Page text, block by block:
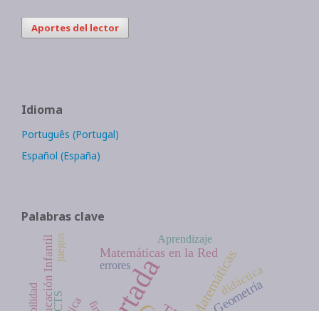
Aportes del lector
Idioma
Português (Portugal)
Español (España)
Palabras clave
Matemáticas
Matemáticas en la Red
Geometría
Educación Infantil didáctica
errores
Aprendizaje
CTS
juegos